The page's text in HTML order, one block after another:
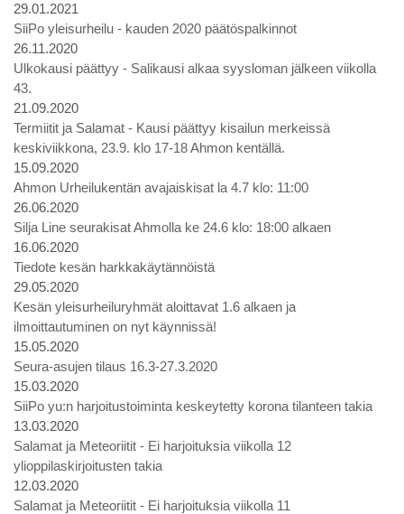
29.01.2021
SiiPo yleisurheilu - kauden 2020 päätöspalkinnot
26.11.2020
Ulkokausi päättyy - Salikausi alkaa syysloman jälkeen viikolla
43.
21.09.2020
Termiitit ja Salamat - Kausi päättyy kisailun merkeissä
keskiviikkona, 23.9. klo 17-18 Ahmon kentällä.
15.09.2020
Ahmon Urheilukentän avajaiskisat la 4.7 klo: 11:00
26.06.2020
Silja Line seurakisat Ahmolla ke 24.6 klo: 18:00 alkaen
16.06.2020
Tiedote kesän harkkakäytännöistä
29.05.2020
Kesän yleisurheiluryhmät aloittavat 1.6 alkaen ja
ilmoittautuminen on nyt käynnissä!
15.05.2020
Seura-asujen tilaus 16.3-27.3.2020
15.03.2020
SiiPo yu:n harjoitustoiminta keskeytetty korona tilanteen takia
13.03.2020
Salamat ja Meteoriitit - Ei harjoituksia viikolla 12
ylioppilaskirjoitusten takia
12.03.2020
Salamat ja Meteoriitit - Ei harjoituksia viikolla 11